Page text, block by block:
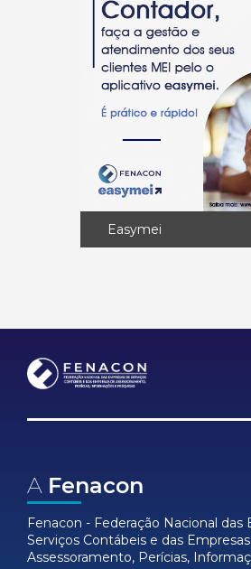
Easymei
A Fenacon
Fenacon - Federação Nacional das
Serviços Contábeis e das
Assessoramento, Perícias,